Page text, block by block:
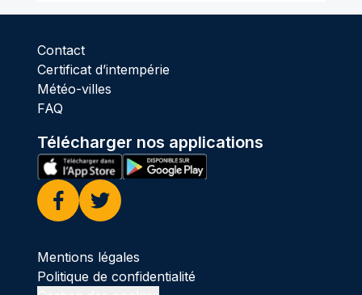
Contact
Certificat d’intempérie
Météo-villes
FAQ
Télécharger nos applications
Facebook
Twitter
Mentions légales
Politique de confidentialité